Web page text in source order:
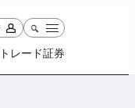
レード証券